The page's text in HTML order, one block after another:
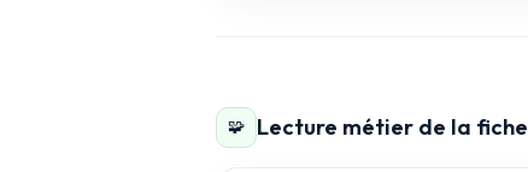
🧩 Lecture métier de la fiche